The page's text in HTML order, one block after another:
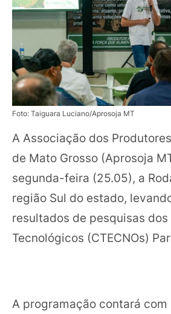
Foto: Taiguara Luciano/Aprosoja MT
A Associação dos
de Mato Grosso (Aprosoja
segunda-feira (25.05), a
região Sul do estado,
resultados de pesquisas dos
Tecnológicos (CTECNOs)
A programação contará